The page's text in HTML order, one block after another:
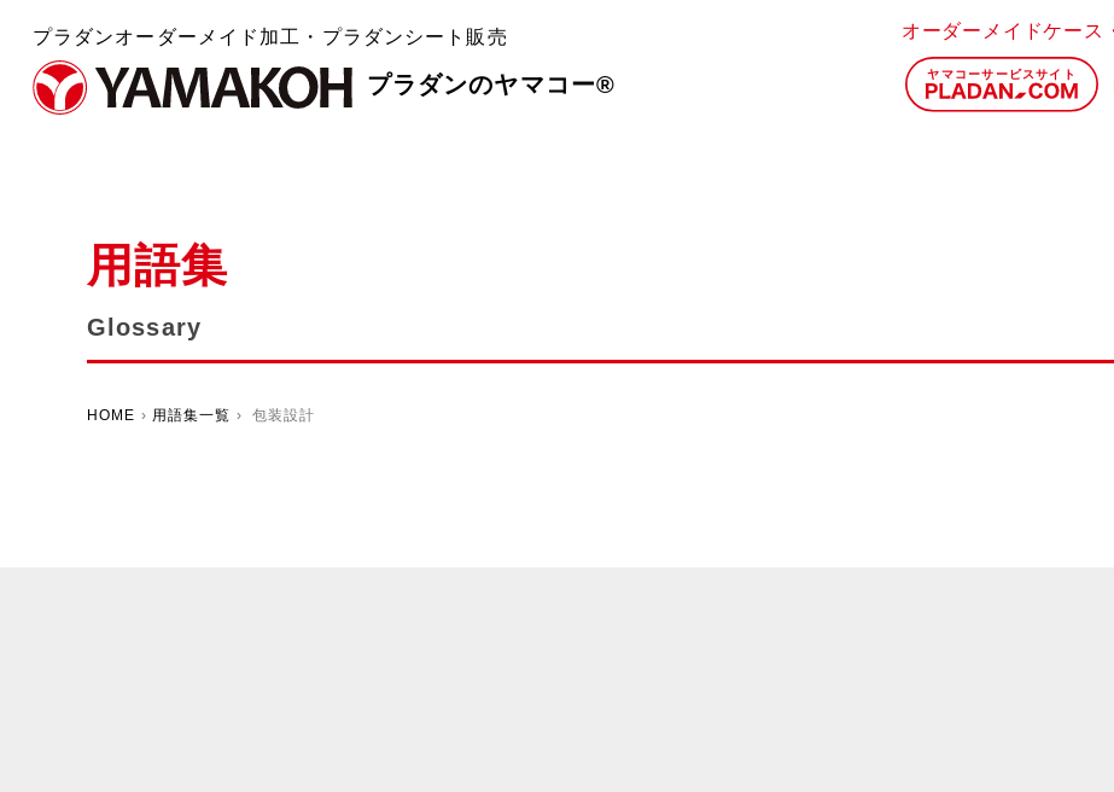
プラダンオーダーメイド加工・プラダンシート販売
プラダンのヤマコー®
オーダーメイドケース
用語集
Glossary
HOME › 用語集一覧 › 包装設計